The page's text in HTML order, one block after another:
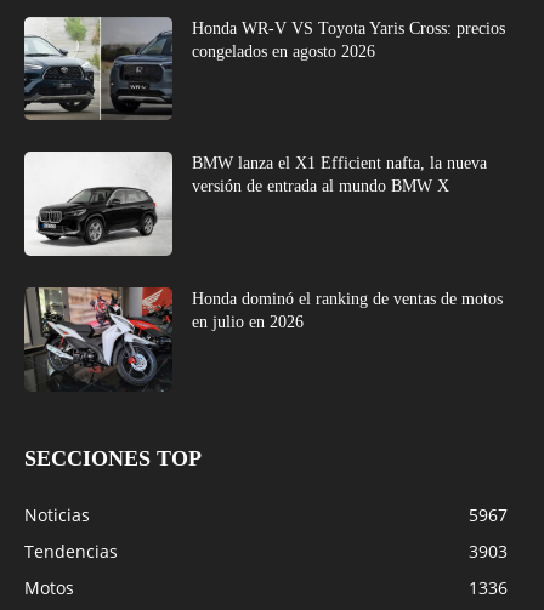
Honda WR-V VS Toyota Yaris Cross: precios
congelados en agosto 2026
BMW lanza el X1 Efficient nafta, la nueva
versión de entrada al mundo BMW X
Honda dominó el ranking de ventas de motos
en julio en 2026
SECCIONES TOP
Noticias
5967
Tendencias
3903
Motos
1336